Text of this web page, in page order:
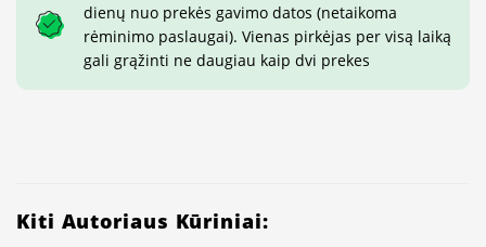
dienų nuo prekės gavimo datos (netaikoma
rėminimo paslaugai). Vienas pirkėjas per visą laiką
gali grąžinti ne daugiau kaip dvi prekes
Kiti Autoriaus Kūriniai: